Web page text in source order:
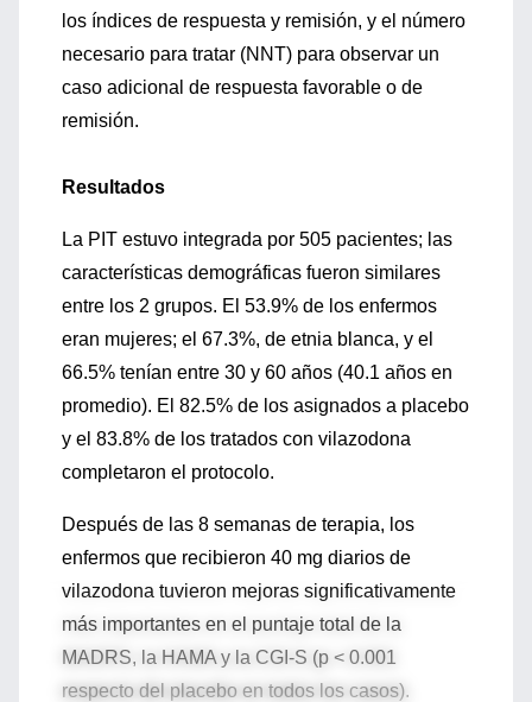
los índices de respuesta y remisión, y el número
necesario para tratar (NNT) para observar un
caso adicional de respuesta favorable o de
remisión.
Resultados
La PIT estuvo integrada por 505 pacientes; las
características demográficas fueron similares
entre los 2 grupos. El 53.9% de los enfermos
eran mujeres; el 67.3%, de etnia blanca, y el
66.5% tenían entre 30 y 60 años (40.1 años en
promedio). El 82.5% de los asignados a placebo
y el 83.8% de los tratados con vilazodona
completaron el protocolo.
Después de las 8 semanas de terapia, los
enfermos que recibieron 40 mg diarios de
vilazodona tuvieron mejoras significativamente
más importantes en el puntaje total de la
MADRS, la HAMA y la CGI-S (p < 0.001
respecto del placebo en todos los casos).